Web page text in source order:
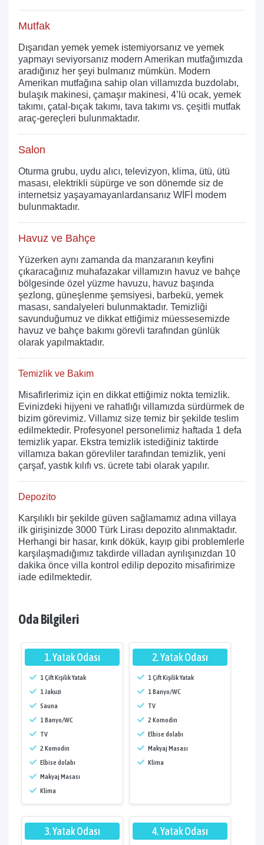
Mutfak
Dışarıdan yemek yemek istemiyorsanız ve yemek
yapmayı seviyorsanız modern Amerikan mutfağımızda
aradığınız her şeyi bulmanız mümkün. Modern
Amerikan mutfağına sahip olan villamızda buzdolabı,
bulaşık makinesi, çamaşır makinesi, 4’lü ocak, yemek
takımı, çatal-bıçak takımı, tava takımı vs. çeşitli mutfak
araç-gereçleri bulunmaktadır.
Salon
Oturma grubu, uydu alıcı, televizyon, klima, ütü, ütü
masası, elektrikli süpürge ve son dönemde siz de
internetsiz yaşayamayanlardansanız WİFİ modem
bulunmaktadır.
Havuz ve Bahçe
Yüzerken aynı zamanda da manzaranın keyfini
çıkaracağınız muhafazakar villamızın havuz ve bahçe
bölgesinde özel yüzme havuzu, havuz başında
şezlong, güneşlenme şemsiyesi, barbekü, yemek
masası, sandalyeleri bulunmaktadır. Temizliği
savunduğumuz ve dikkat ettiğimiz müessesemizde
havuz ve bahçe bakımı görevli tarafından günlük
olarak yapılmaktadır.
Temizlik ve Bakım
Misafirlerimiz için en dikkat ettiğimiz nokta temizlik.
Evinizdeki hijyeni ve rahatlığı villamızda sürdürmek de
bizim görevimiz. Villamız size temiz bir şekilde teslim
edilmektedir. Profesyonel personelimiz haftada 1 defa
temizlik yapar. Ekstra temizlik istediğiniz taktirde
villamıza bakan görevliler tarafından temizlik, yeni
çarşaf, yastık kılıfı vs. ücrete tabi olarak yapılır.
Depozito
Karşılıklı bir şekilde güven sağlamamız adına villaya
ilk girişinizde 3000 Türk Lirası depozito alınmaktadır.
Herhangi bir hasar, kırık dökük, kayıp gibi problemlerle
karşılaşmadığımız takdirde villadan ayrılışınızdan 10
dakika önce villa kontrol edilip depozito misafirimize
iade edilmektedir.
Oda Bilgileri
1. Yatak Odası
1 Çift Kişilik Yatak
1 Jakuzi
Sauna
1 Banyo/WC
TV
2 Komodin
Elbise dolabı
Makyaj Masası
Klima
2. Yatak Odası
1 Çift Kişilik Yatak
1 Banyo/WC
TV
2 Komodin
Elbise dolabı
Makyaj Masası
Klima
3. Yatak Odası 4. Yatak Odası